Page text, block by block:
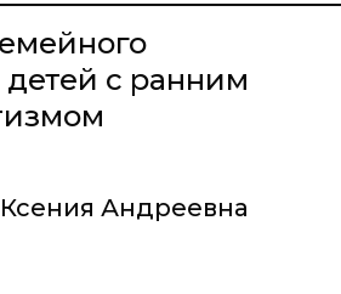
с ранним
Андреевна